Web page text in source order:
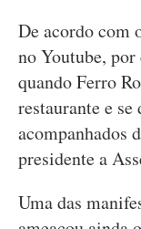
De acordo com
no Youtube,
quando Ferro
restaurante e
acompanhados
presidente a
Uma das